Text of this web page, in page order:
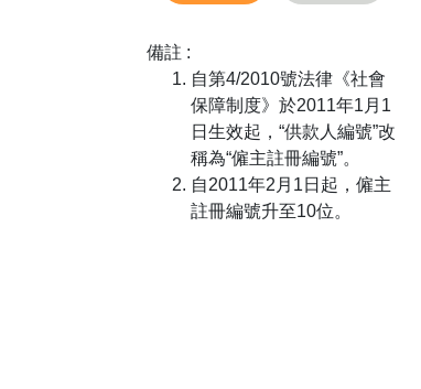
備註 :
自第4/2010號法律《社會
保障制度》於2011年1月1
日生效起，“供款人編號”改
稱為“僱主註冊編號”。
自2011年2月1日起，僱主
註冊編號升至10位。